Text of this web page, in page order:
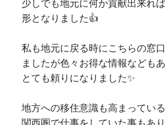
少しでも地元に何か貢献出来れ
形となりました👍
私も地元に戻る時にこちらの窓
ましたが色々お得な情報なども
とても頼りになりました✨
地方への移住意識も高まってい
関西圏で仕事をしていた事もあり